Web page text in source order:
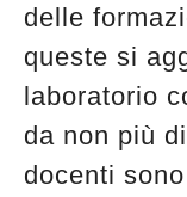
delle
queste si
laboratorio
da non più
docenti